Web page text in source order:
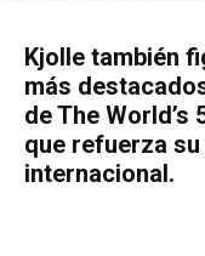
Kjolle también
más
deThe World’s
que refuerza
internacional.